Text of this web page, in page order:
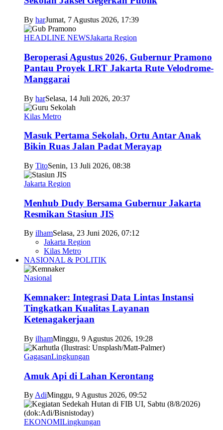
By harJumat, 7 Agustus 2026, 17:39
HEADLINE NEWSJakarta Region
Beroperasi Agustus 2026, Gubernur Pramono
Pantau Proyek LRT Jakarta Rute Velodrome-
Manggarai
By harSelasa, 14 Juli 2026, 20:37
Kilas Metro
Masuk Pertama Sekolah, Ortu Antar Anak
Bikin Ruas Jalan Padat Merayap
By TitoSenin, 13 Juli 2026, 08:38
Jakarta Region
Menhub Dudy Bersama Gubernur Jakarta
Resmikan Stasiun JIS
By ilhamSelasa, 23 Juni 2026, 07:12
Jakarta Region
Kilas Metro
NASIONAL & POLITIK
Nasional
Kemnaker: Integrasi Data Lintas Instansi
Tingkatkan Kualitas Layanan
Ketenagakerjaan
By ilhamMinggu, 9 Agustus 2026, 19:28
GagasanLingkungan
Amuk Api di Lahan Kerontang
By AdiMinggu, 9 Agustus 2026, 09:52
EKONOMILingkungan